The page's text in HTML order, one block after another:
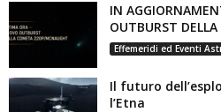
IN
OUTBURST
Effemeridi ed Eventi
Il futuro
l’Etna